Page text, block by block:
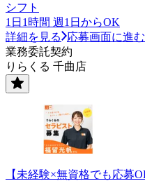
シフト
1日1時間 週1日からOK
詳細を見る
応募画面に進む
業務委託契約
りらくる 千曲店
【未経験×無資格でも応募